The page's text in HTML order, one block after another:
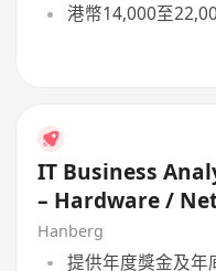
港幣14,000至
IT Business
– Hardware /
Development)
Hanberg
提供年度獎金及年